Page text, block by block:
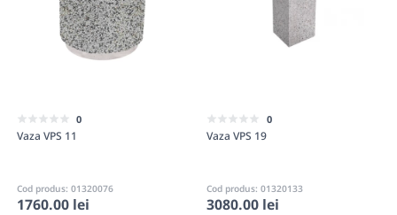
0
Vaza VPS 11
Cod produs: 01320076
1760.00 lei
0
Vaza VPS 19
Cod produs: 01320133
3080.00 lei